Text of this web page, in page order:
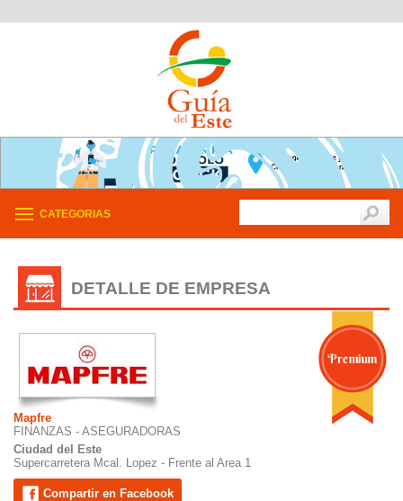
CATEGORIAS
DETALLE DE EMPRESA
Mapfre
FINANZAS - ASEGURADORAS
Ciudad del Este
Supercarretera Mcal. Lopez - Frente al Area 1
Compartir en Facebook